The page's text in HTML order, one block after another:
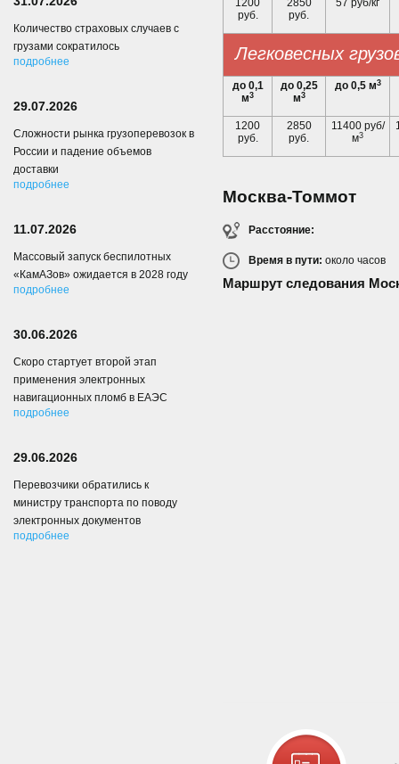
1200
руб.
2850
руб.
57 руб/кг
Легковесных
до 0,1
м3
до 0,25
м3
до 0,5 м3
1200
руб.
2850
руб.
11400 руб/
м3
Москва-Томмот
Расстояние:
Время в пути: около часов
Маршрут следования
Количество страховых случаев с
грузами сократилось
подробнее
29.07.2026
Сложности рынка грузоперевозок в
России и падение объемов
доставки
подробнее
11.07.2026
Массовый запуск беспилотных
«КамАЗов» ожидается в 2028 году
подробнее
30.06.2026
Скоро стартует второй этап
применения электронных
навигационных пломб в ЕАЭС
подробнее
29.06.2026
Перевозчики обратились к
министру транспорта по поводу
электронных документов
подробнее